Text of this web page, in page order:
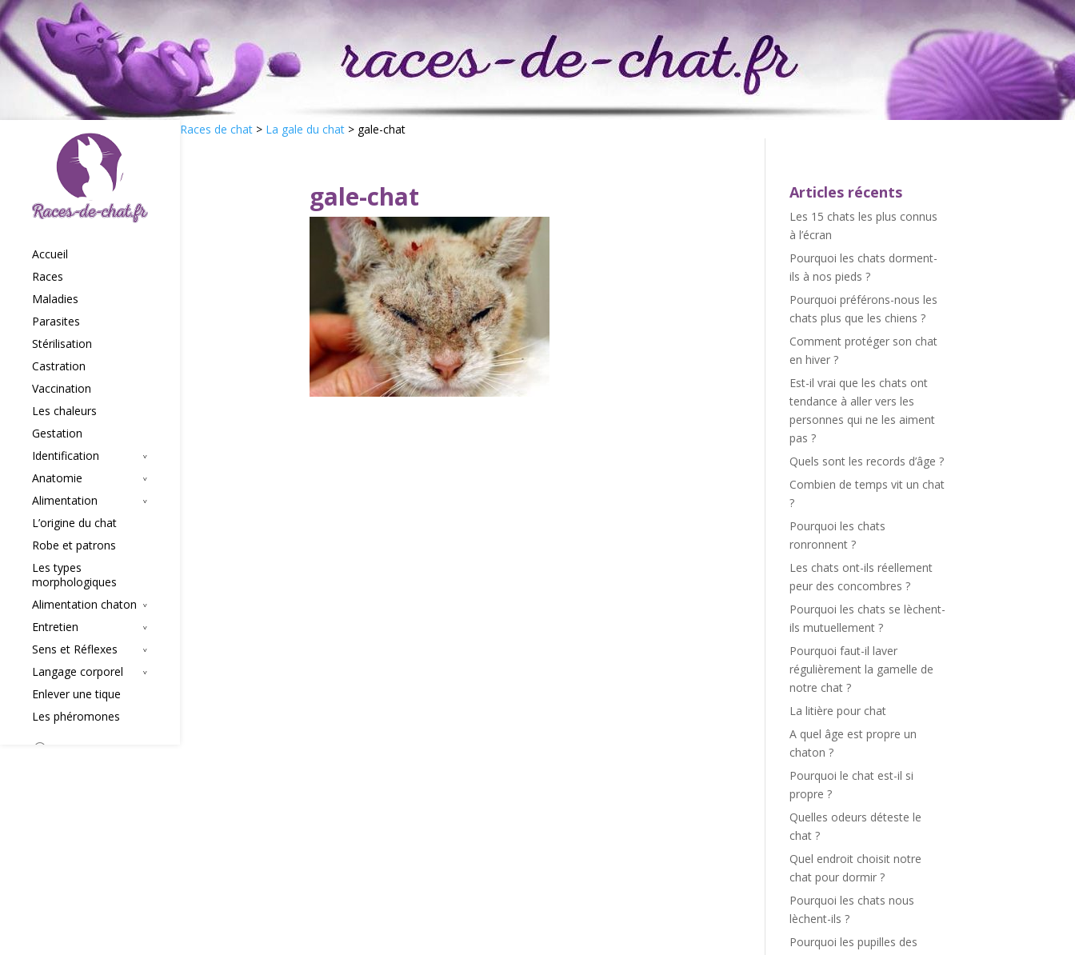
Accueil
Races
Maladies
Parasites
Stérilisation
Castration
Vaccination
Les chaleurs
Gestation
Identification
Anatomie
Alimentation
L’origine du chat
Robe et patrons
Les types
morphologiques
Alimentation chaton
Entretien
Sens et Réflexes
Langage corporel
Enlever une tique
Les phéromones
Races de chat > La gale du chat > gale-chat
gale-chat Articles récents
Les 15 chats les plus connus
à l’écran
Pourquoi les chats dorment-
ils à nos pieds ?
Pourquoi préférons-nous les
chats plus que les chiens ?
Comment protéger son chat
en hiver ?
Est-il vrai que les chats ont
tendance à aller vers les
personnes qui ne les aiment
pas ?
Quels sont les records d’âge ?
Combien de temps vit un chat
?
Pourquoi les chats
ronronnent ?
Les chats ont-ils réellement
peur des concombres ?
Pourquoi les chats se lèchent-
ils mutuellement ?
Pourquoi faut-il laver
régulièrement la gamelle de
notre chat ?
La litière pour chat
A quel âge est propre un
chaton ?
Pourquoi le chat est-il si
propre ?
Quelles odeurs déteste le
chat ?
Quel endroit choisit notre
chat pour dormir ?
Pourquoi les chats nous
lèchent-ils ?
Pourquoi les pupilles des